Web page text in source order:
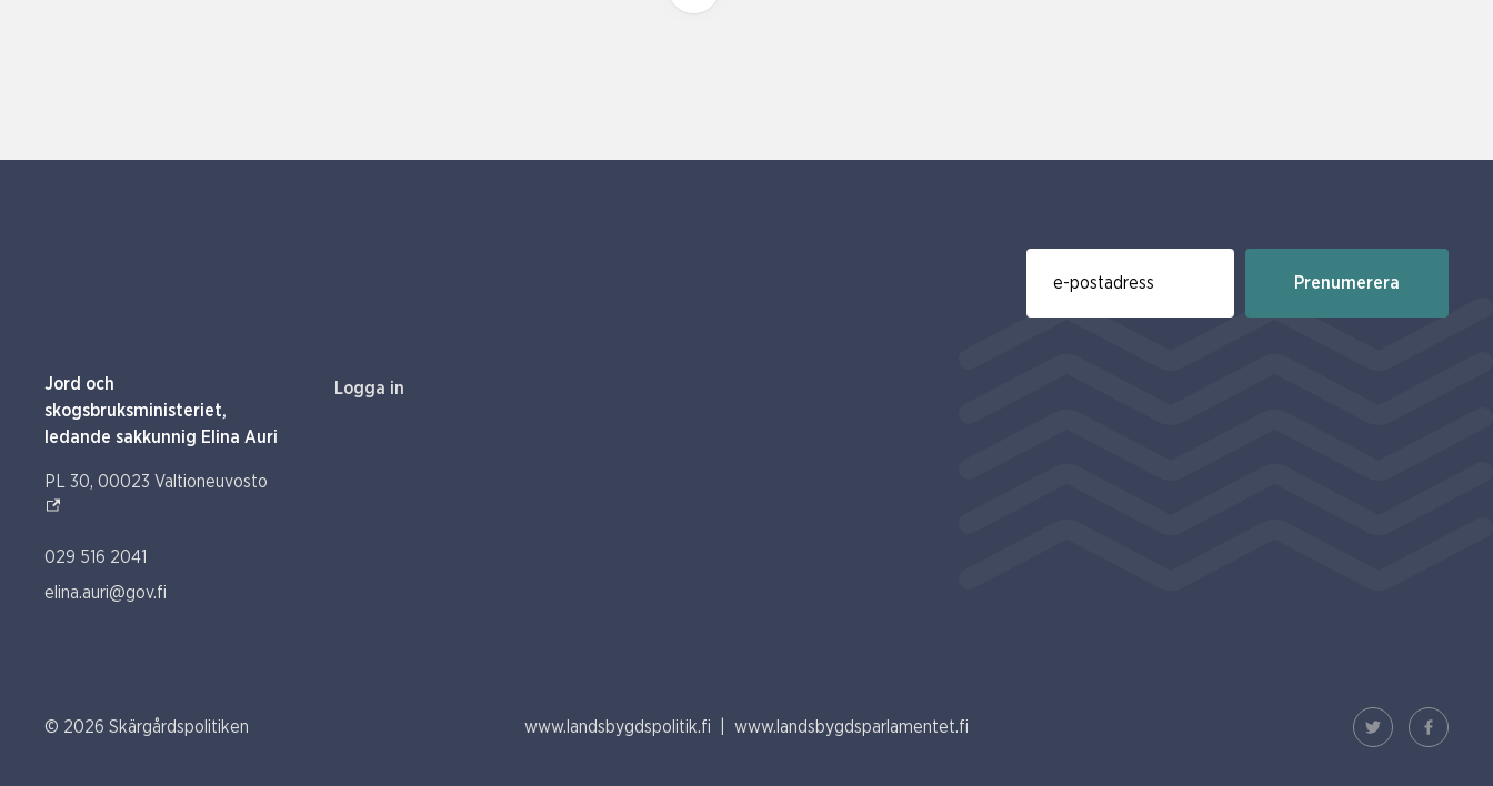
E-post för prenumerering av nyhetsbrev
Prenumerera
Jord och
skogsbruksministeriet,
ledande sakkunnig Elina Auri
PL 30, 00023 Valtioneuvosto
029 516 2041
elina.auri@gov.fi
Logga in
© 2026 Skärgårdspolitiken www.landsbygdspolitik.fi www.landsbygdsparlamentet.fi